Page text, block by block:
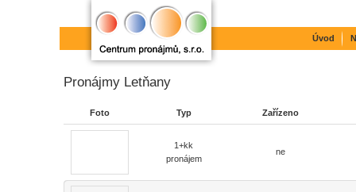
Pronájmy Letňany
Foto Typ Zařízeno
1+kk
pronájem
ne
Úvod